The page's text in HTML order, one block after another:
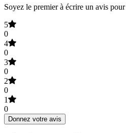
Soyez le premier à écrire un avis
5
0
4
0
3
0
2
0
1
0
Donnez votre avis